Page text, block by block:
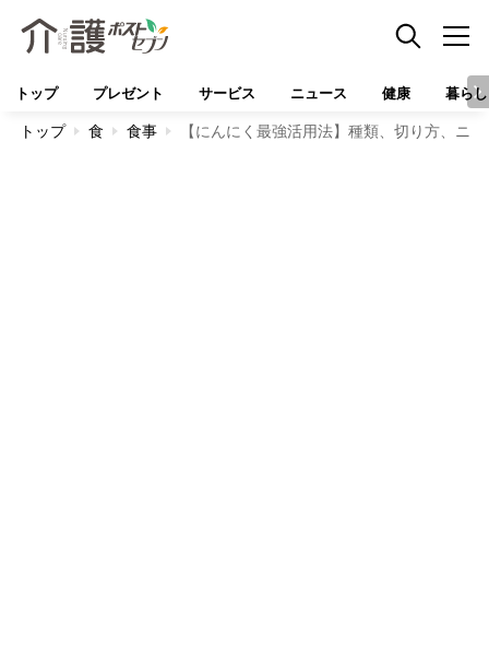
トップ プレゼント サービス ニュース 健康 暮らし
トップ 食 食事 【にんにく最強活用法】種類、切り方、ニ